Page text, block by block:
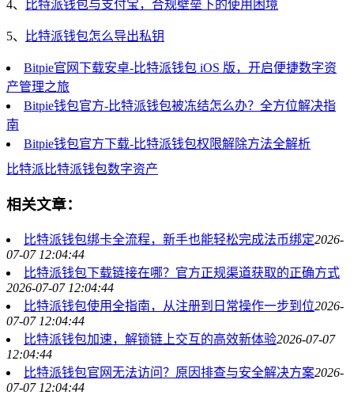
4、 比特派钱包与支付宝，合规壁垒下的使用困境
5、 比特派钱包怎么导出私钥
Bitpie官网下载安卓-比特派钱包 iOS 版，开启便捷数字资
产管理之旅
Bitpie钱包官方-比特派钱包被冻结怎么办？全方位解决指
南
Bitpie钱包官方下载-比特派钱包权限解除方法全解析
比特派 比特派钱包数字资产
相关文章：
比特派钱包绑卡全流程，新手也能轻松完成法币绑定2026-
07-07 12:04:44
比特派钱包下载链接在哪？官方正规渠道获取的正确方式
2026-07-07 12:04:44
比特派钱包使用全指南，从注册到日常操作一步到位2026-
07-07 12:04:44
比特派钱包加速，解锁链上交互的高效新体验2026-07-07
12:04:44
比特派钱包官网无法访问？原因排查与安全解决方案2026-
07-07 12:04:44